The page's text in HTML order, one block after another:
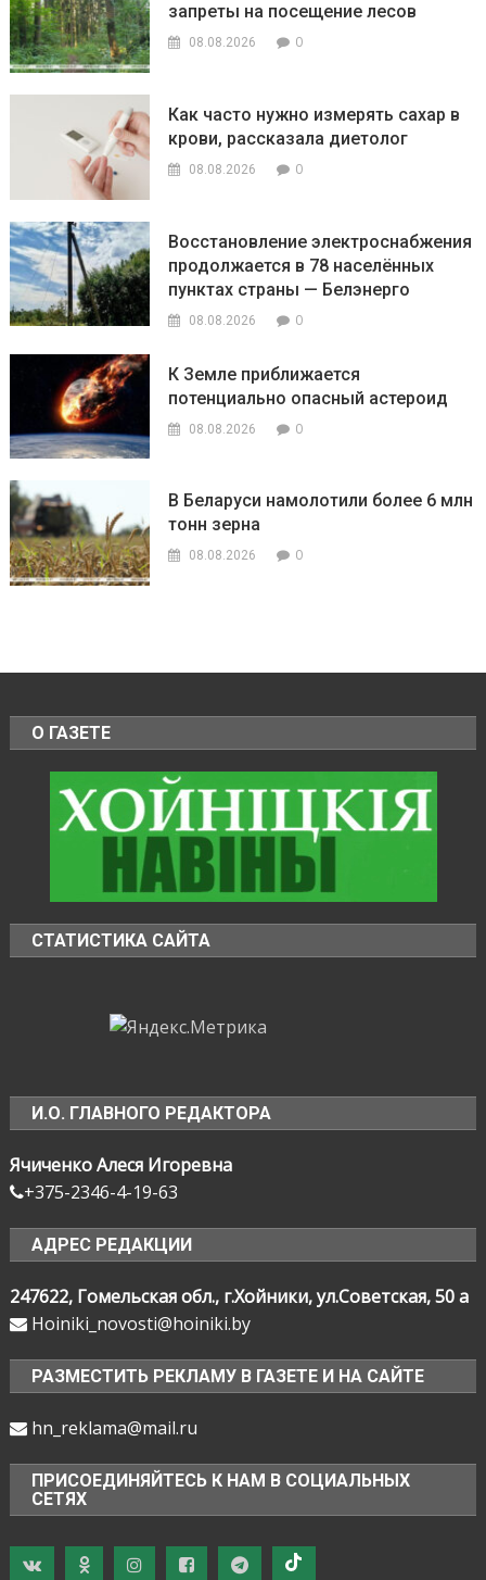
запреты на посещение лесов
08.08.2026 0
Как часто нужно измерять сахар в
крови, рассказала диетолог
08.08.2026 0
Восстановление электроснабжения
продолжается в 78 населённых
пунктах страны — Белэнерго
08.08.2026 0
К Земле приближается
потенциально опасный астероид
08.08.2026 0
В Беларуси намолотили более 6 млн
тонн зерна
08.08.2026 0
О ГАЗЕТЕ
СТАТИСТИКА САЙТА
И.О. ГЛАВНОГО РЕДАКТОРА
Ячиченко Алеся Игоревна
+375-2346-4-19-63
АДРЕС РЕДАКЦИИ
247622, Гомельская обл., г.Хойники, ул.Советская, 50 а
Hoiniki_novosti@hoiniki.by
РАЗМЕСТИТЬ РЕКЛАМУ В ГАЗЕТЕ И НА САЙТЕ
hn_reklama@mail.ru
ПРИСОЕДИНЯЙТЕСЬ К НАМ В СОЦИАЛЬНЫХ
СЕТЯХ